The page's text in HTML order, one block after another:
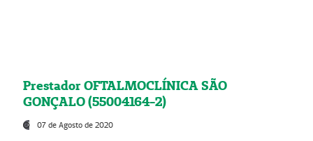
Prestador OFTALMOCLÍNICA SÃO
GONÇALO (55004164-2)
07 de Agosto de 2020